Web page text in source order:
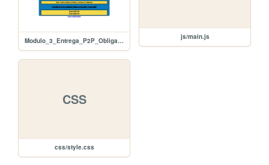
Modulo_3_Entrega_P2P_Obligatoria
js/main.js
CSS
css/style.css